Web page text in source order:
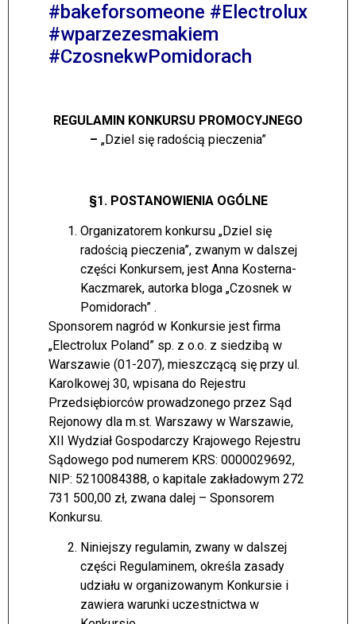
#bakeforsomeone #Electrolux
#wparzezesmakiem
#CzosnekwPomidorach
REGULAMIN KONKURSU PROMOCYJNEGO
– „Dziel się radością pieczenia”
§1. POSTANOWIENIA OGÓLNE
Organizatorem konkursu „Dziel się
radością pieczenia”, zwanym w dalszej
części Konkursem, jest Anna Kosterna-
Kaczmarek, autorka bloga „Czosnek w
Pomidorach” .
Sponsorem nagród w Konkursie jest firma
„Electrolux Poland” sp. z o.o. z siedzibą w
Warszawie (01-207), mieszczącą się przy ul.
Karolkowej 30, wpisana do Rejestru
Przedsiębiorców prowadzonego przez Sąd
Rejonowy dla m.st. Warszawy w Warszawie,
XII Wydział Gospodarczy Krajowego Rejestru
Sądowego pod numerem KRS: 0000029692,
NIP: 5210084388, o kapitale zakładowym 272
731 500,00 zł, zwana dalej – Sponsorem
Konkursu.
Niniejszy regulamin, zwany w dalszej
części Regulaminem, określa zasady
udziału w organizowanym Konkursie i
zawiera warunki uczestnictwa w